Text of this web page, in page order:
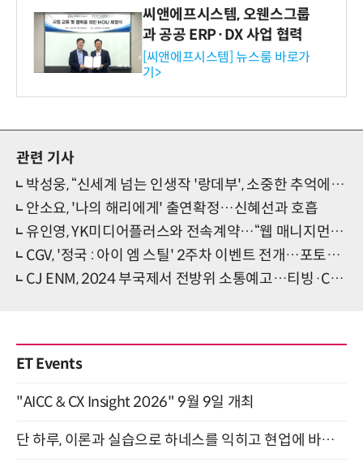
씨앤에프시스템, 오웬스그룹
과 공공 ERP·DX 사업 협력
[씨앤에프시스템] 뉴스룸 바로가
기>
관련 기사
박성웅, “신세계 넘는 인생작 '랑데부', 소중한 추억에 감사”(종연 소감)
안소요, '나의 해리에게' 출연확정…신혜선과 호흡
유인영, YK미디어플러스와 전속계약…“웹 매니지먼트 인연, 전폭지원 약속”
CGV, '정국 : 아이 엠 스틸' 2주차 이벤트 전개…포토카드 등 선착증정
CJ ENM, 2024 부국제서 전방위 소통예고…티빙·CGV 연계 상영, 포럼 등 추진
ET Events
"AICC & CX Insight 2026" 9월 9일 개최
단 하루, 이론과 실습으로 하네스를 익히고 현업에 바로 쓰는 핸즈온 워크숍 (8/20)